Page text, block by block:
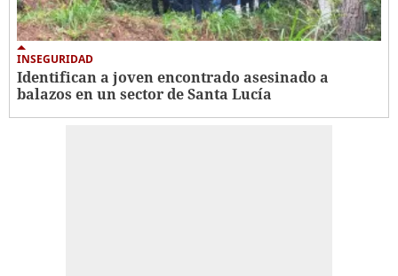
INSEGURIDAD
Identifican a joven encontrado asesinado a
balazos en un sector de Santa Lucía